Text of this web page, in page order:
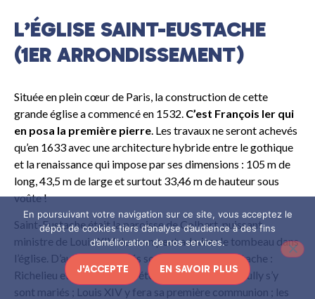
L’ÉGLISE SAINT-EUSTACHE
(1ER ARRONDISSEMENT)
Située en plein cœur de Paris, la construction de cette
grande église a commencé en 1532. C’est François Ier qui
en posa la première pierre. Les travaux ne seront achevés
qu’en 1633 avec une architecture hybride entre le gothique
et la renaissance qui impose par ses dimensions : 105 m de
long, 43,5 m de large et surtout 33,46 m de hauteur sous
voûte !
Saint-Eustache était la paroisse de Colbert, puissant
ministre de Louis XIV dont on peut admirer le tombeau dans
l’église. D’autres célébrités sont liées à Saint Eustache :
Richelieu et Molière y ont été baptisés ; Sully et Lully s’y
sont mariés ; Louis XIV y fera sa première communion ; les
En poursuivant votre navigation sur ce site, vous acceptez le
dépôt de cookies tiers d’analyse d’audience à des fins
d’amélioration de nos services.
J'ACCEPTE EN SAVOIR PLUS